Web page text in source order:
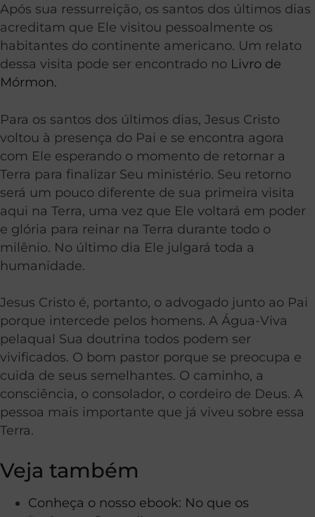
Após sua ressurreição, os santos dos últimos dias
acreditam que Ele visitou pessoalmente os
habitantes do continente americano. Um relato
dessa visita pode ser encontrado no Livro de
Mórmon.
Para os santos dos últimos dias, Jesus Cristo
voltou à presença do Pai e se encontra agora
com Ele esperando o momento de retornar a
Terra para finalizar Seu ministério. Seu retorno
será um pouco diferente de sua primeira visita
aqui na Terra, uma vez que Ele voltará em poder
e glória para reinar na Terra durante todo o
milênio. No último dia Ele julgará toda a
humanidade.
Jesus Cristo é, portanto, o advogado junto ao Pai
porque intercede pelos homens. A Água-Viva
pelaqual Sua doutrina todos podem ser
vivificados. O bom pastor porque se preocupa e
cuida de seus semelhantes. O caminho, a
consciência, o consolador, o cordeiro de Deus. A
pessoa mais importante que já viveu sobre essa
Terra.
Veja também
Conheça o nosso ebook: No que os